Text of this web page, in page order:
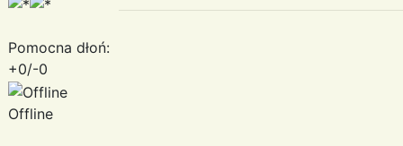
Pomocna dłoń:
+0/-0
Offline